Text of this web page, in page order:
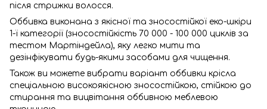
після стрижки волосся.
Оббивка виконана з якісної та зносостійкої еко-шкіри
1-ї категорії (зносостійкість 70 000 - 100 000 циклів за
тестом Мартіндейла), яку легко мити та
дезінфікувати будь-якими засобами для чищення.
Також ви можете вибрати варіант оббивки крісла
спеціальною високоякісною зносостійкою, стійкою до
стирання та вицвітання оббивною меблевою